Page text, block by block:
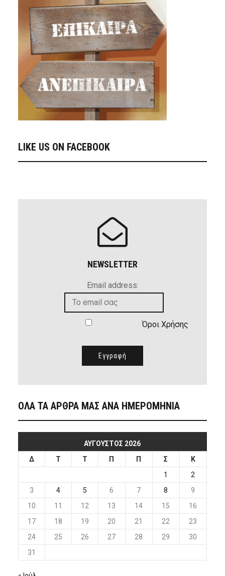
LIKE US ON FACEBOOK
NEWSLETTER
Email address:
Όροι Χρήσης
ΟΛΑ ΤΑ ΑΡΘΡΑ ΜΑΣ ΑΝΑ ΗΜΕΡΟΜΗΝΙΑ
ΑΎΓΟΥΣΤΟΣ 2026
Δ
Τ Τ Π Π Σ
Κ
1
2
3
4 5 6 7 8
9
10
11 12 13 14 15
16
17
18 19 20 21 22
23
24
25 26 27 28 29
30
31